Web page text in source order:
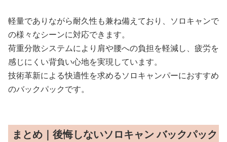
軽量でありながら耐久性も兼ね備えており、ソロキャンで
の様々なシーンに対応できます。
荷重分散システムにより肩や腰への負担を軽減し、疲労を
感じにくい背負い心地を実現しています。
技術革新による快適性を求めるソロキャンパーにおすすめ
のバックパックです。
まとめ｜後悔しないソロキャン バックパック